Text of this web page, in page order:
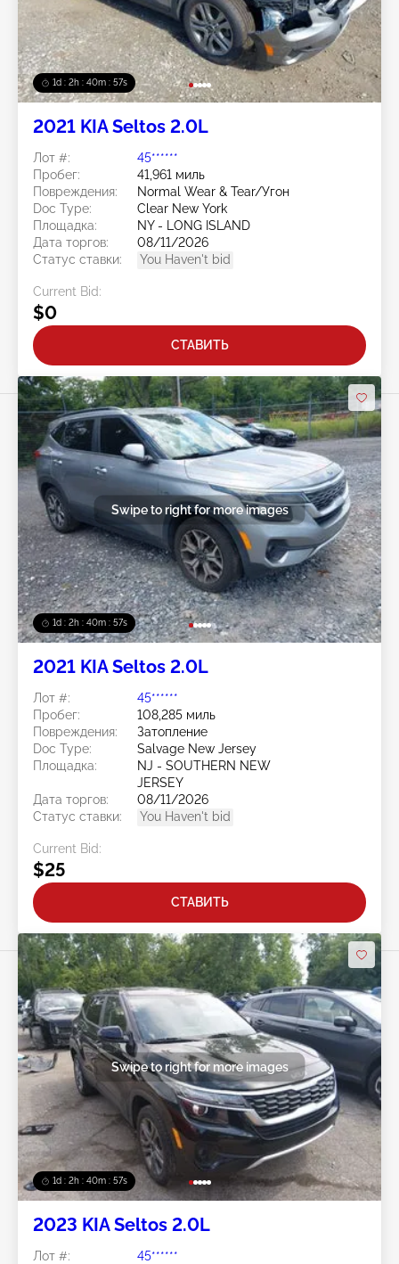
1d : 2h : 40m : 54s
2021 KIA Seltos 2.0L
Лот #:
45******
Пробег:
41,961 миль
Повреждения:
Normal Wear & Tear/Угон
Doc Type:
Clear New York
Площадка:
NY - LONG ISLAND
Дата торгов:
08/11/2026
Статус ставки:
You Haven't bid
Current Bid:
$0
СТАВИТЬ
1d : 2h : 40m : 54s
Swipe to right for more images
2021 KIA Seltos 2.0L
Лот #:
45******
Пробег:
108,285 миль
Повреждения:
Затопление
Doc Type:
Salvage New Jersey
Площадка:
NJ - SOUTHERN NEW
JERSEY
Дата торгов:
08/11/2026
Статус ставки:
You Haven't bid
Current Bid:
$25
СТАВИТЬ
1d : 2h : 40m : 54s
Swipe to right for more images
2023 KIA Seltos 2.0L
Лот #:
45******